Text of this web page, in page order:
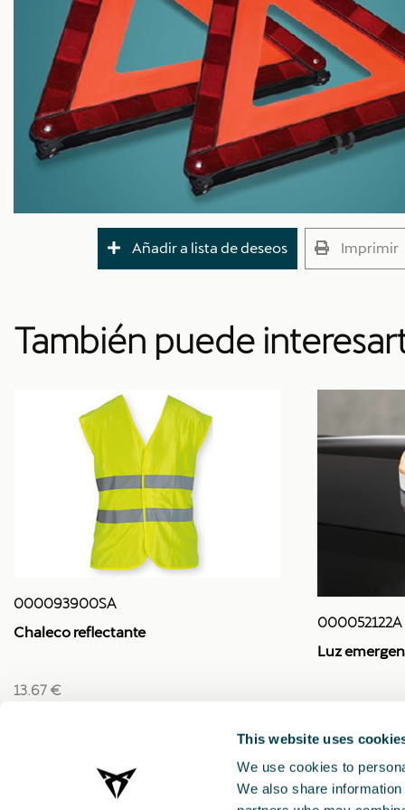
This website uses
We use cookies to
We also share
Añadir a lista de deseos Imprimir
También puede
000093900SA
Chaleco reflectante
13.67 €
000052122A
Luz